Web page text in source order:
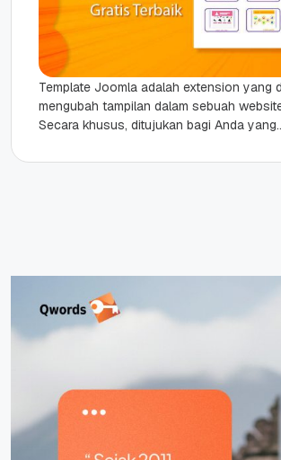
Template Joomla adalah extension yang
mengubah tampilan dalam sebuah
Secara khusus, ditujukan bagi Anda yang
jenis...